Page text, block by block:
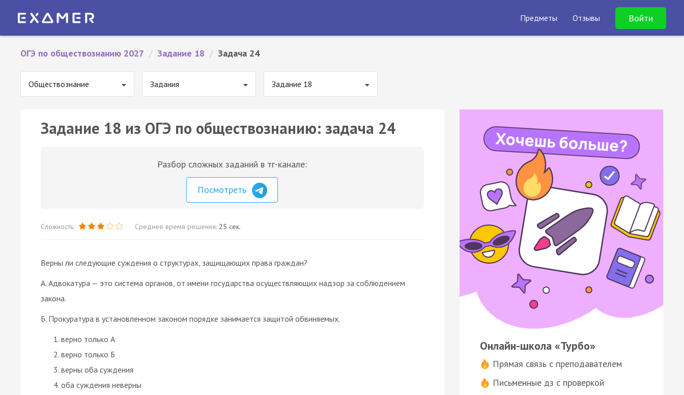
Предметы Отзывы Войти
ОГЭ по обществознанию 2027 / Задание 18 / Задача 24
Обществознание Задания Задание 18
Задание 18 из ОГЭ по обществознанию: задача 24
Разбор сложных заданий в тг-канале:
Посмотреть
Сложность: Среднее время решения: 25 сек.
Верны ли следующие суждения о структурах, защищающих права граждан?
А. Адвокатура — это система органов, от имени государства осуществляющих надзор за соблюдением
закона.
Б. Прокуратура в установленном законом порядке занимается защитой обвиняемых.
верно только А
верно только Б
верны оба суждения
оба суждения неверны
Онлайн-школа «Турбо»
Прямая связь с преподавателем
Письменные дз с проверкой